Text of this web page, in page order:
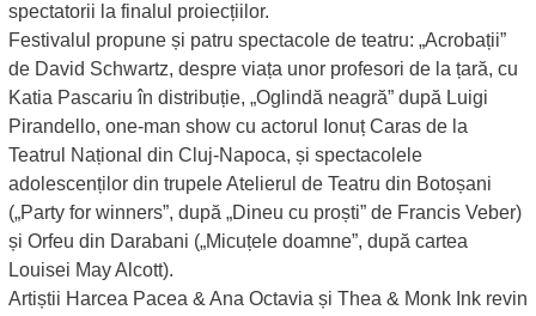
spectatorii la finalul proiecțiilor.
Festivalul propune și patru spectacole de teatru: „Acrobații”
de David Schwartz, despre viața unor profesori de la țară, cu
Katia Pascariu în distribuție, „Oglindă neagră” după Luigi
Pirandello, one-man show cu actorul Ionuț Caras de la
Teatrul Național din Cluj-Napoca, și spectacolele
adolescenților din trupele Atelierul de Teatru din Botoșani
(„Party for winners”, după „Dineu cu proști” de Francis Veber)
și Orfeu din Darabani („Micuțele doamne”, după cartea
Louisei May Alcott).
Artiștii Harcea Pacea & Ana Octavia și Thea & Monk Ink revin